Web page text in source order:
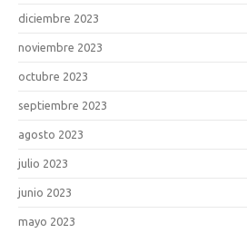
diciembre 2023
noviembre 2023
octubre 2023
septiembre 2023
agosto 2023
julio 2023
junio 2023
mayo 2023